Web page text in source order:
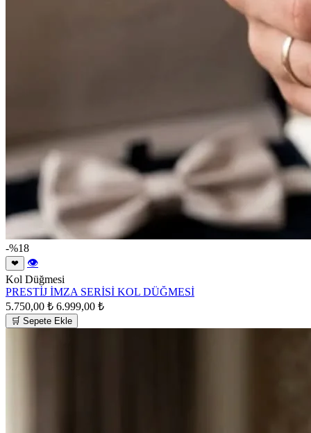
-%18
❤
👁
Kol Düğmesi
PRESTİJ İMZA SERİSİ KOL DÜĞMESİ
5.750,00 ₺ 6.999,00 ₺
🛒 Sepete Ekle